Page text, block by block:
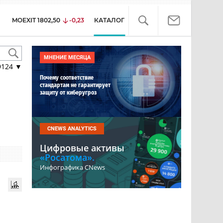
MOEXIT 1802,50 -0,23 КАТАЛОГ
▼
МНЕНИЕ МЕСЯЦА
Почему соответствие
стандартам не гарантирует
защиту от киберугроз
CNEWS ANALYTICS
Цифровые активы
«Росатома».
Инфографика CNews